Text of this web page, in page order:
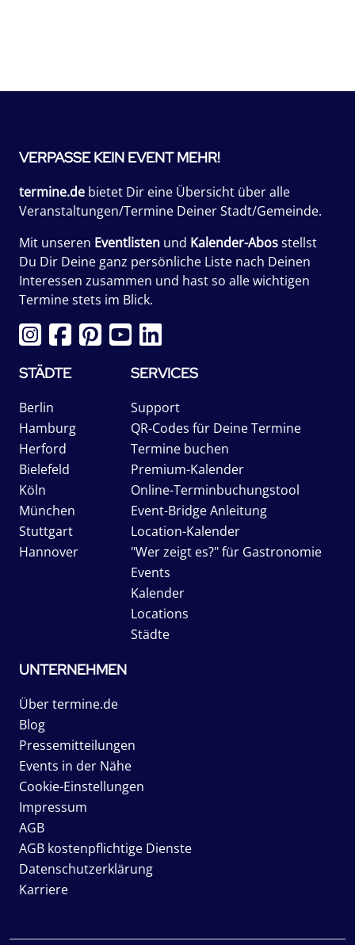
VERPASSE KEIN EVENT MEHR!
termine.de bietet Dir eine Übersicht über alle
Veranstaltungen/Termine Deiner Stadt/Gemeinde.
Mit unseren Eventlisten und Kalender-Abosstellst
Du Dir Deine ganz persönliche Liste nach Deinen
Interessen zusammen und hast so alle wichtigen
Termine stets im Blick.
STÄDTE
Berlin
Hamburg
Herford
Bielefeld
Köln
München
Stuttgart
Hannover
SERVICES
Support
QR-Codes für Deine Termine
Termine buchen
Premium-Kalender
Online-Terminbuchungstool
Event-Bridge Anleitung
Location-Kalender
"Wer zeigt es?" für Gastronomie
Events
Kalender
Locations
Städte
UNTERNEHMEN
Über termine.de
Blog
Pressemitteilungen
Events in der Nähe
Cookie-Einstellungen
Impressum
AGB
AGB kostenpflichtige Dienste
Datenschutzerklärung
Karriere